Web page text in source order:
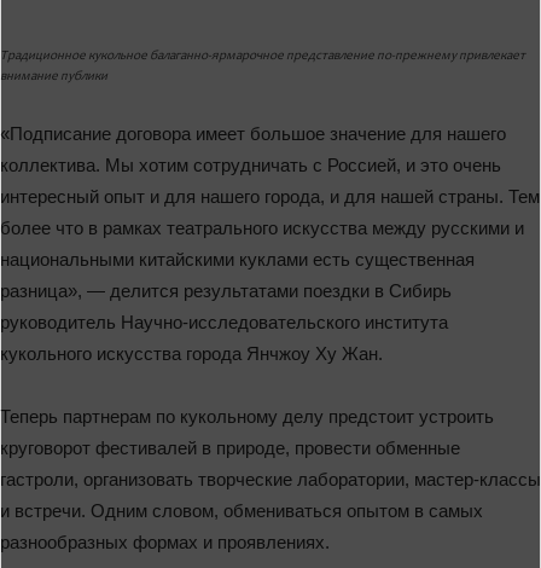
Традиционное кукольное балаганно-ярмарочное представление по-прежнему привлекает
внимание публики
«Подписание договора имеет большое значение для нашего
коллектива. Мы хотим сотрудничать с Россией, и это очень
интересный опыт и для нашего города, и для нашей страны. Тем
более что в рамках театрального искусства между русскими и
национальными китайскими куклами есть существенная
разница», — делится результатами поездки в Сибирь
руководитель Научно-исследовательского института
кукольного искусства города Янчжоу Ху Жан.
Теперь партнерам по кукольному делу предстоит устроить
круговорот фестивалей в природе, провести обменные
гастроли, организовать творческие лаборатории, мастер-классы
и встречи. Одним словом, обмениваться опытом в самых
разнообразных формах и проявлениях.